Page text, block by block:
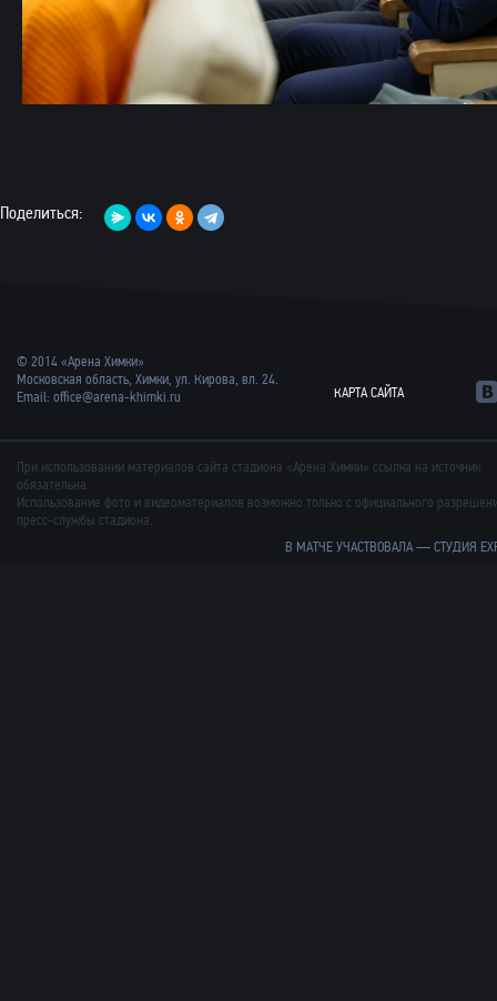
Поделиться:
© 2014 «Арена Химки»
Московская область, Химки, ул. Кирова, вл. 24.
Email: office@arena-khimki.ru КАРТА САЙТА
При использовании материалов сайта стадиона «Арена Химки» ссылка на источник
обязательна.
Использование фото и видеоматериалов возможно только с официального
пресс-службы стадиона.
В МАТЧЕ УЧАСТВОВАЛА —СТУДИЯ